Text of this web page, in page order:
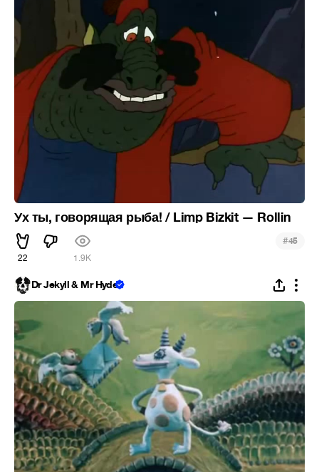
Ух ты, говорящая рыба! / Limp Bizkit — Rollin
22 1.9K
#45
Dr Jekyll & Mr Hyde